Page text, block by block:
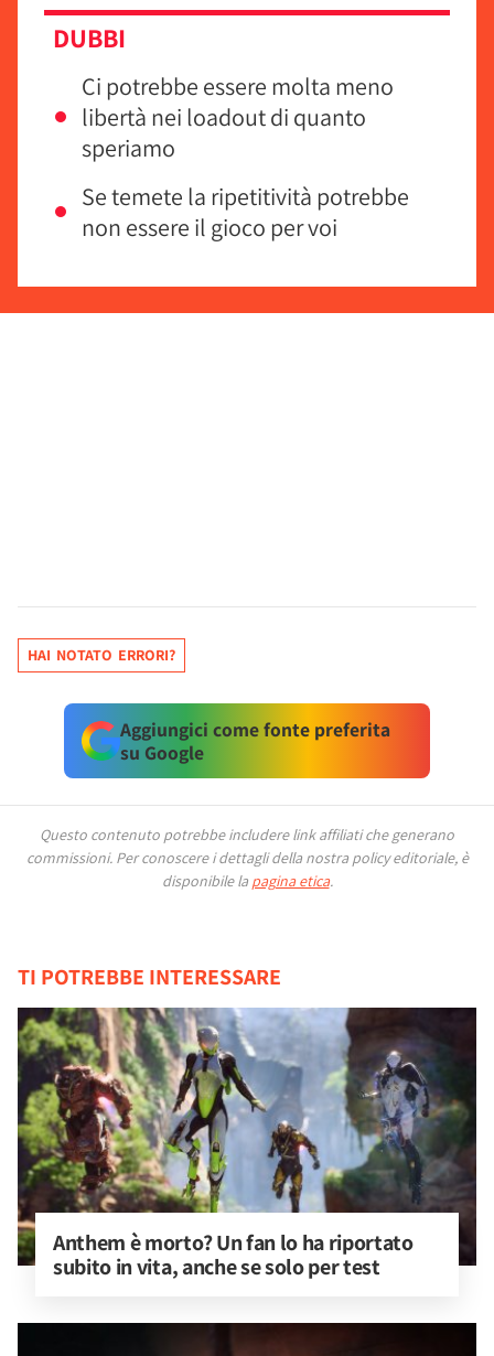
DUBBI
Ci potrebbe essere molta meno
libertà nei loadout di quanto
speriamo
Se temete la ripetitività potrebbe
non essere il gioco per voi
HAI NOTATO ERRORI?
Aggiungici come fonte preferita
su Google
Questo contenuto potrebbe includere link affiliati che generano
commissioni. Per conoscere i dettagli della nostra policy editoriale, è
disponibile la pagina etica.
TI POTREBBE INTERESSARE
Anthem è morto? Un fan lo ha riportato
subito in vita, anche se solo per test